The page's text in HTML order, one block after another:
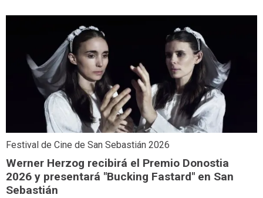
Festival de Cine de San Sebastián 2026
Werner Herzog recibirá el Premio Donostia
2026 y presentará "Bucking Fastard" en San
Sebastián